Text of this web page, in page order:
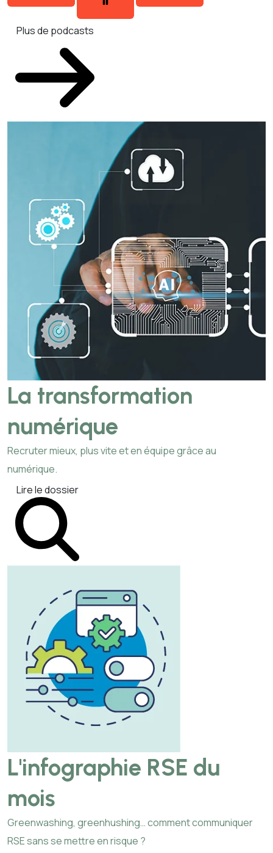
Plus de podcasts
La transformation
numérique
Recruter mieux, plus vite et en équipe grâce au
numérique.
Lire le dossier
L'infographie RSE du
mois
Greenwashing, greenhushing… comment communiquer
RSE sans se mettre en risque ?